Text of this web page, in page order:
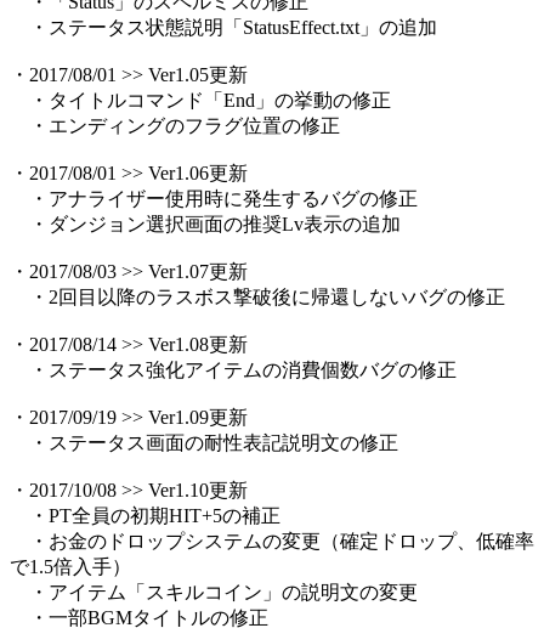
・ステータス状態説明「StatusEffect.txt」の追加
・2017/08/01 >> Ver1.05更新
・タイトルコマンド「End」の挙動の修正
・エンディングのフラグ位置の修正
・2017/08/01 >> Ver1.06更新
・アナライザー使用時に発生するバグの修正
・ダンジョン選択画面の推奨Lv表示の追加
・2017/08/03 >> Ver1.07更新
・2回目以降のラスボス撃破後に帰還しないバグの修正
・2017/08/14 >> Ver1.08更新
・ステータス強化アイテムの消費個数バグの修正
・2017/09/19 >> Ver1.09更新
・ステータス画面の耐性表記説明文の修正
・2017/10/08 >> Ver1.10更新
・PT全員の初期HIT+5の補正
・お金のドロップシステムの変更（確定ドロップ、低確率
で1.5倍入手）
・アイテム「スキルコイン」の説明文の変更
・一部BGMタイトルの修正